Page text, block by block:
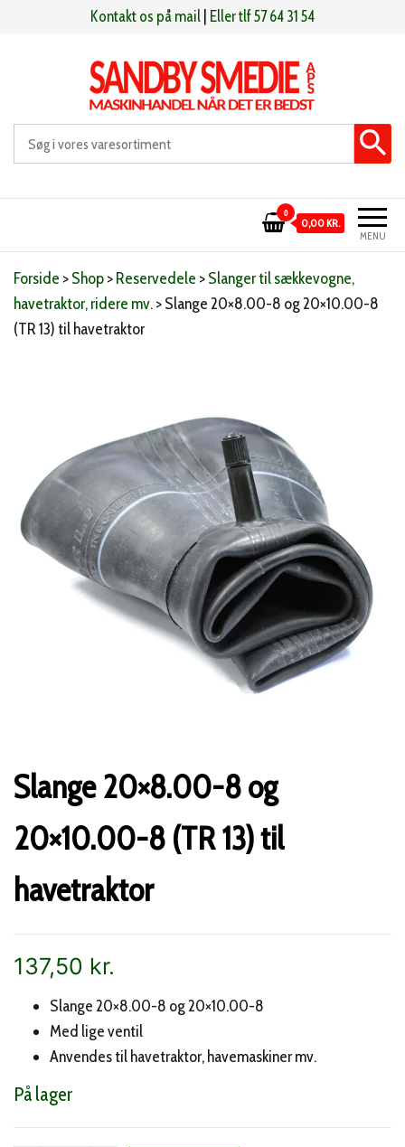
Kontakt os på mail Eller tlf 57 64 31 54
Sandby smeden Maskinhandel når det er bedst
MENU
0
0,00 KR.
Forside >Shop>Reservedele >Slanger til sækkevogne,
havetraktor, ridere mv.>Slange 20×8.00-8 og 20×10.00-8
(TR 13) til havetraktor
Slange 20×8.00-8 og
20×10.00-8 (TR 13) til
havetraktor
137,50 kr.
Slange 20×8.00-8 og 20×10.00-8
Med lige ventil
Anvendes til havetraktor, havemaskiner mv.
På lager